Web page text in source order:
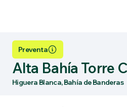
Preventa
Alta Bahía Torre
Higuera Blanca, Bahía de Banderas